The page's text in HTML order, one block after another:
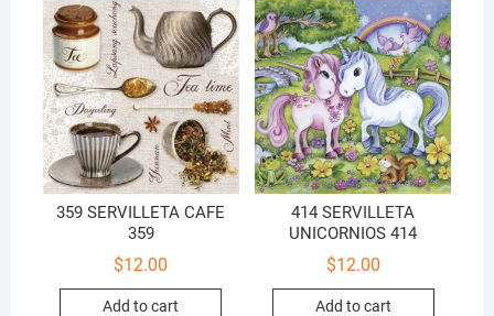
359 SERVILLETA CAFE
359
$12.00
Add to cart
414 SERVILLETA
UNICORNIOS 414
$12.00
Add to cart